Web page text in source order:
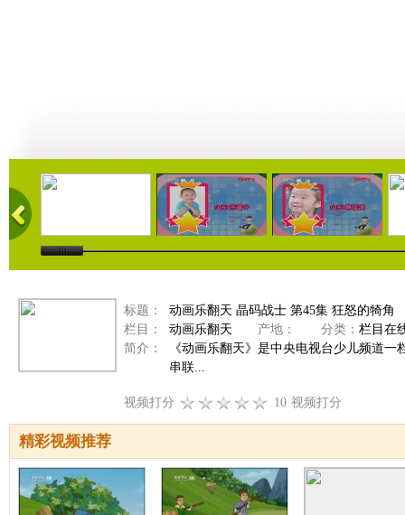
01:03 01:03 01:03
标题：
动画乐翻天 晶码战士 第45集 狂怒的犄角
栏目：
动画乐翻天 产地： 分类： 栏目在
简介：
《动画乐翻天》是中央电视台少儿频道
串联...
视频打分 10 视频打分
精彩视频推荐